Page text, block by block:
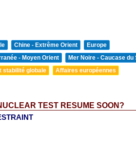
Chine - Extrême Orient
Europe
- Moyen Orient
Mer Noire - Caucase du
stabilité globale
Affaires européennes
TEST RESUME SOON?